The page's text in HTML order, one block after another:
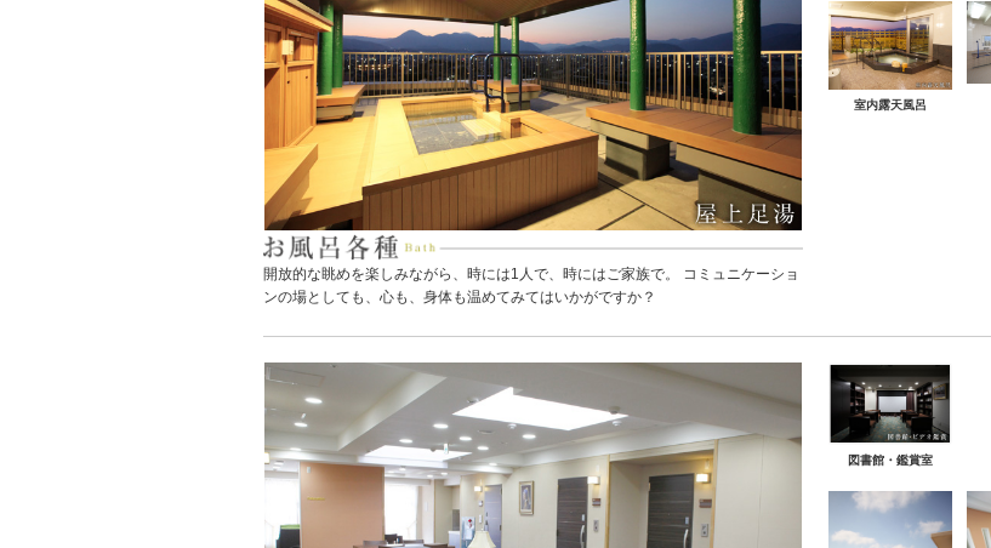
開放的な眺めを楽しみながら、時には1人で、時にはご家族で。 コミュニケーショ
ンの場としても、心も、身体も温めてみてはいかがですか？
室内露天風呂
図書館・鑑賞室